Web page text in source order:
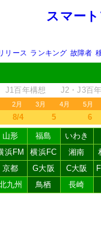
スマー
リース ランキング 故障者
J1百年構想 J2・J3百
2月 3月 4月 5月
8/4 5 6
山形 福島
いわき
浜FM 横浜FC 湘南
京都 G大阪 C大阪
九州 鳥栖 長崎